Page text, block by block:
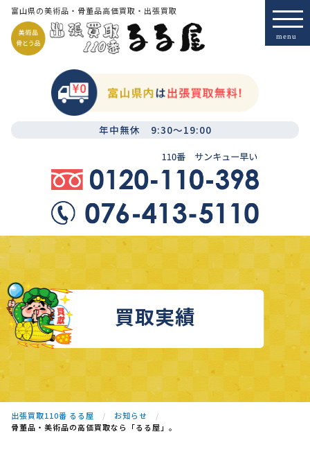
富山県の美術品・骨董品高価買取・出張買取
年中無休 9:30～19:00
買取実績
出張買取110番 るる屋
お知らせ
骨董品・美術品の高価買取なら「るる屋」。